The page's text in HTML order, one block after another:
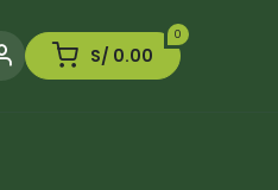
0
S/ 0.00